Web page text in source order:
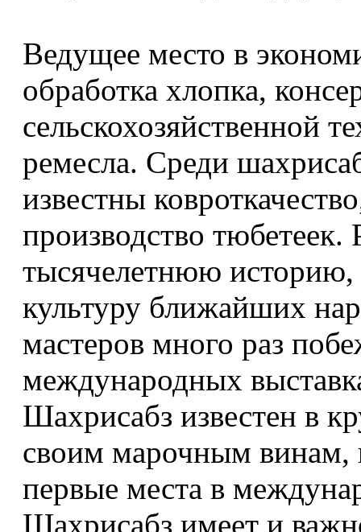
Ведущее место в
обработка хлопка,
сельскохозяйственной
ремесла. Среди
известны
производство тюбетеек.
тысячелетнюю историю,
культуру ближайших
мастеров много раз
международных
Шахрисабз известен в
своим марочным винам,
первые места в
Шахрисабз имеет и